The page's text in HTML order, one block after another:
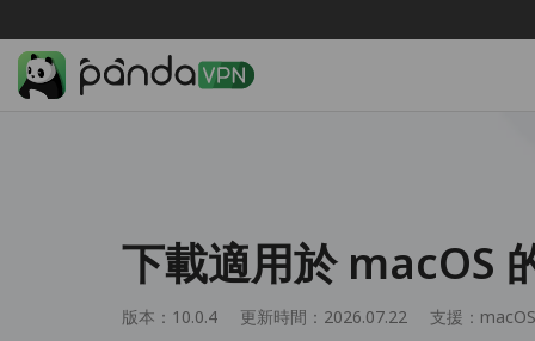
下載適用於 macOS
版本：10.0.4 更新時間：2026.07.22 支援：